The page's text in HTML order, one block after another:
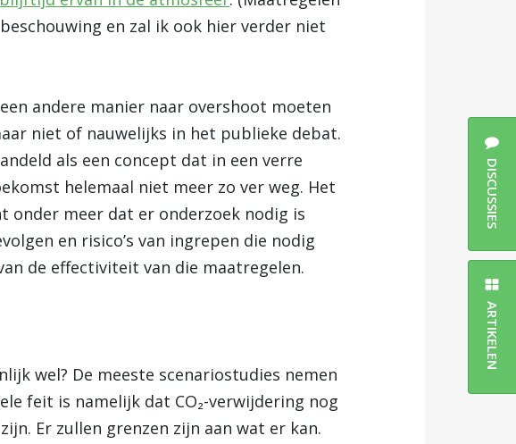
en zal ik ook hier verder niet
andere manier naar overshoot moeten
niet of nauwelijks in het publieke debat.
als een concept dat in een verre
helemaal niet meer zo ver weg. Het
onder meer dat er onderzoek nodig is
en risico’s van ingrepen die nodig
de effectiviteit van die maatregelen.
wel? De meeste scenariostudies nemen
feit is namelijk dat CO₂-verwijdering nog
Er zullen grenzen zijn aan wat er kan.
DISCUSSIES
ARTIKELEN